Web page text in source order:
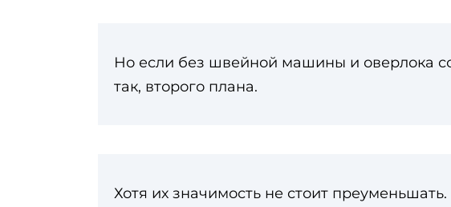
Но если без швейной машины и оверлока
так, второго плана.
Хотя их значимость не стоит